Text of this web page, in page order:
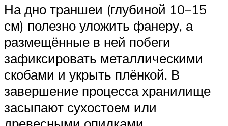
На дно траншеи (глубиной 10–15
см) полезно уложить фанеру, а
размещённые в ней побеги
зафиксировать металлическими
скобами и укрыть плёнкой. В
завершение процесса хранилище
засыпают сухостоем или